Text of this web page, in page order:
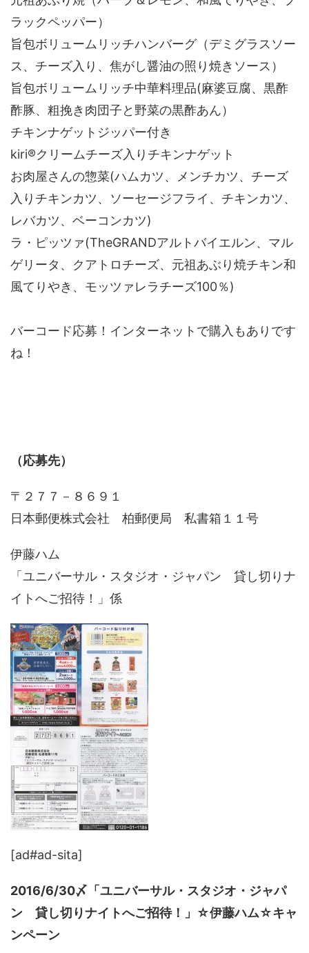
ラックペッパー）
旨包ボリュームリッチハンバーグ（デミグラスソー
ス、チーズ入り、焦がし醤油の照り焼きソース）
旨包ボリュームリッチ中華料理品(麻婆豆腐、黒酢
酢豚、粗挽き肉団子と野菜の黒酢あん）
チキンナゲットジッパー付き
kiri®クリームチーズ入りチキンナゲット
お肉屋さんの惣菜(ハムカツ、メンチカツ、チーズ
入りチキンカツ、ソーセージフライ、チキンカツ、
レバカツ、ベーコンカツ)
ラ・ピッツァ(TheGRANDアルトバイエルン、マル
ゲリータ、クアトロチーズ、元祖あぶり焼チキン和
風てりやき、モッツァレラチーズ100％)
バーコード応募！インターネットで購入もありです
ね！
（応募先）
〒２７７－８６９１
日本郵便株式会社 柏郵便局 私書箱１１号
伊藤ハム
「ユニバーサル・スタジオ・ジャパン 貸し切りナ
イトへご招待！」係
[ad#ad-sita]
2016/6/30〆「ユニバーサル・スタジオ・ジャパ
ン 貸し切りナイトへご招待！」☆伊藤ハム☆キャ
ンペーン